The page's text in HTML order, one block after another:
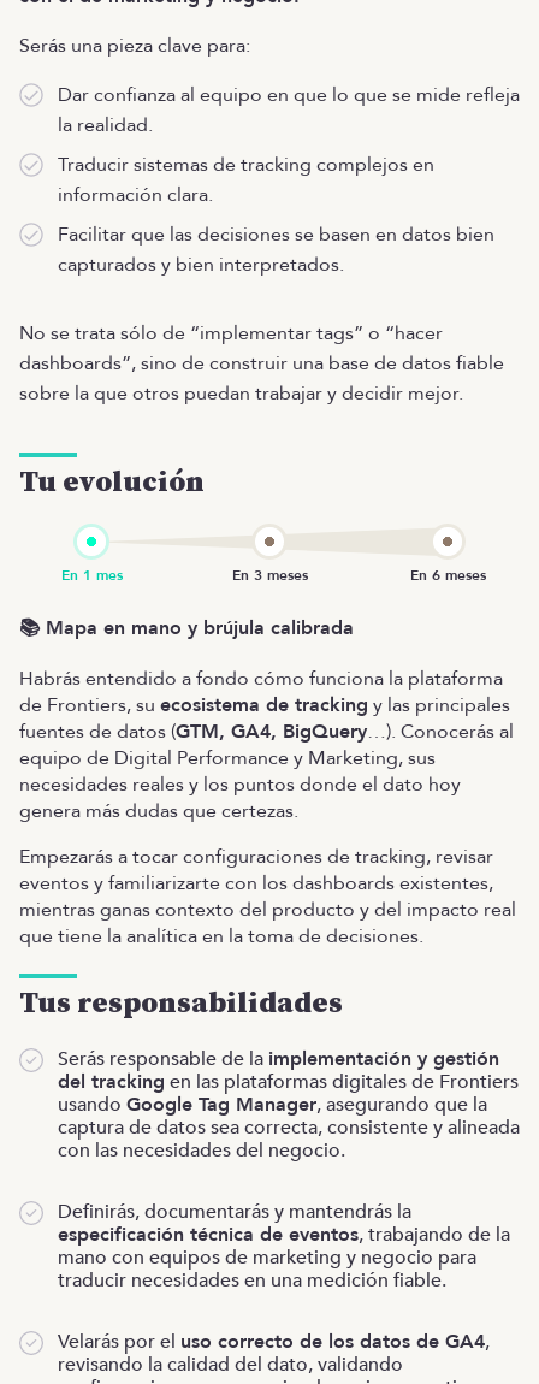
Serás una pieza clave para:
Dar confianza al equipo en que lo que se mide refleja
la realidad.
Traducir sistemas de tracking complejos en
información clara.
Facilitar que las decisiones se basen en datos bien
capturados y bien interpretados.
No se trata sólo de “implementar tags” o “hacer
dashboards”, sino de construir una base de datos fiable
sobre la que otros puedan trabajar y decidir mejor.
Tu evolución
📚 Mapa en mano y brújula calibrada
Habrás entendido a fondo cómo funciona la plataforma
de Frontiers, su ecosistema de tracking y las principales
fuentes de datos (GTM, GA4, BigQuery…). Conocerás al
equipo de Digital Performance y Marketing, sus
necesidades reales y los puntos donde el dato hoy
genera más dudas que certezas.
Empezarás a tocar configuraciones de tracking, revisar
eventos y familiarizarte con los dashboards existentes,
mientras ganas contexto del producto y del impacto real
que tiene la analítica en la toma de decisiones.
Tus responsabilidades
Serás responsable de la implementación y gestión
del tracking en las plataformas digitales de Frontiers
usando Google Tag Manager, asegurando que la
captura de datos sea correcta, consistente y alineada
con las necesidades del negocio.
Definirás, documentarás y mantendrás la
especificación técnica de eventos, trabajando de la
mano con equipos de marketing y negocio para
traducir necesidades en una medición fiable.
Velarás por el uso correcto de los datos de GA4,
revisando la calidad del dato, validando